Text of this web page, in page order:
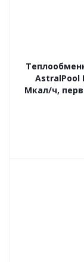
AstralPool
Мкал/ч,